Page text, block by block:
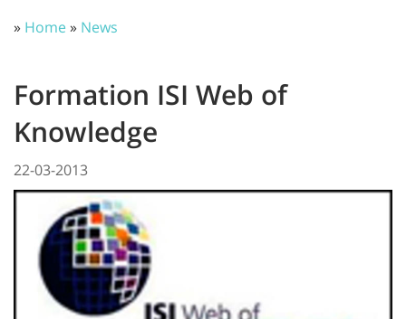
» Home» News
Formation ISI Web of
Knowledge
22-03-2013